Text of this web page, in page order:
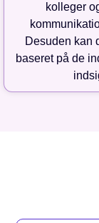
kolleger
Desuden kan
baseret på de